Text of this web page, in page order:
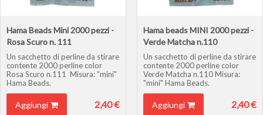
Hama Beads Mini 2000 pezzi -
Rosa Scuro n. 111
Un sacchetto di perline da stirare
contente 2000 perline color
Rosa Scuro n.111 Misura: "mini"
Hama Beads.
Aggiungi 2,40 €
Hama beads MINI 2000 pezzi -
Verde Matcha n.110
Un sacchetto di perline da stirare
contente 2000 perline color
Verde Matcha n.110 Misura:
"mini" Hama Beads.
Aggiungi 2,40 €